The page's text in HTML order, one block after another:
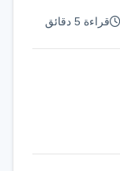
قراءة 5 دقائق